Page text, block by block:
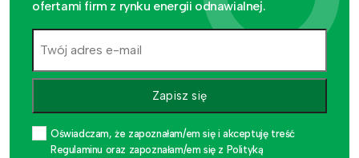
ofertami firm z rynku energii odnawialnej.
Zapisz się
Oświadczam, że zapoznałam/em się i akceptuję treść
Regulaminu oraz zapoznałam/em się z Polityką